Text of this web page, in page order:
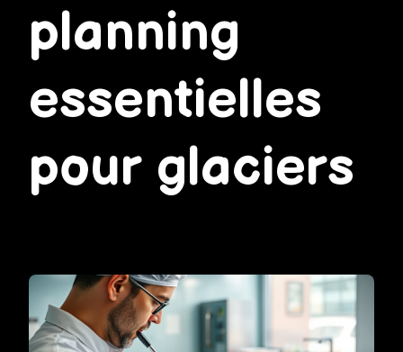
planning
essentielles
pour glaciers